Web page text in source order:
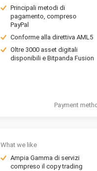
Principali metodi di
pagamento, compreso
PayPal
Conforme alla direttiva AML5
Oltre 3000 asset digitali
disponibili e Bitpanda Fusion
Payment
What we like
Ampia Gamma di servizi
compreso il copy trading